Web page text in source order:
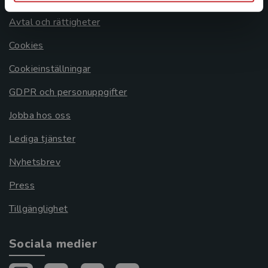
Avtal och rättigheter
Cookies
Cookieinställningar
GDPR och personuppgifter
Jobba hos oss
Lediga tjänster
Nyhetsbrev
Press
Tillgänglighet
Sociala medier